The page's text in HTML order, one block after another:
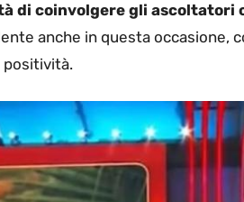
di coinvolgere gli ascoltatori
anche in questa occasione,
positività.